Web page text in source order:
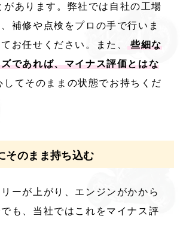
があります。弊社では自社の工場
補修や点検をプロの手で行いま
お任せください。また、
些細な
であれば、マイナス評価とはな
してそのままの状態でお持ちくだ
そのまま持ち込む
ーが上がり、エンジンがかから
も、当社ではこれをマイナス評